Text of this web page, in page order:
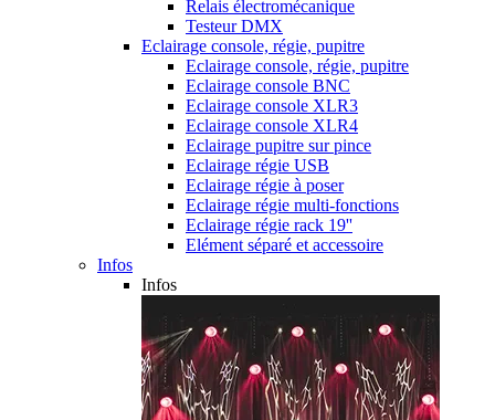
Relais électromécanique
Testeur DMX
Eclairage console, régie, pupitre
Eclairage console, régie, pupitre
Eclairage console BNC
Eclairage console XLR3
Eclairage console XLR4
Eclairage pupitre sur pince
Eclairage régie USB
Eclairage régie à poser
Eclairage régie multi-fonctions
Eclairage régie rack 19''
Elément séparé et accessoire
Infos
Infos